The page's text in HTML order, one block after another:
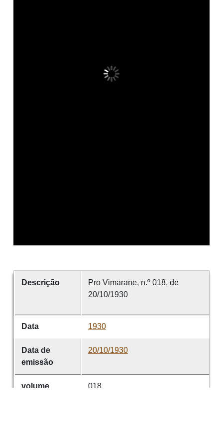
Descrição
Pro Vimarane, n.º 018, de
20/10/1930
Data 1930
Data de
emissão
20/10/1930
volume 018